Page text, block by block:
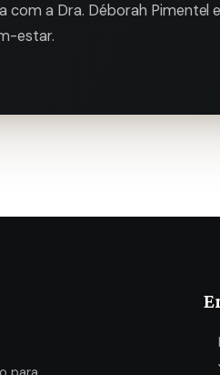
com a Dra. Déborah Pimentel
estar.